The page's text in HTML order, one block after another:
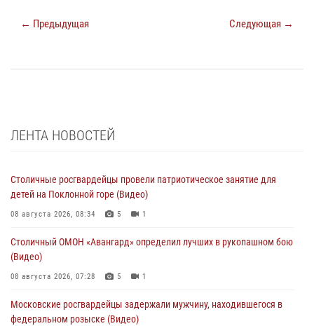
← Предыдущая Следующая →
ЛЕНТА НОВОСТЕЙ
Столичные росгвардейцы провели патриотическое занятие для
детей на Поклонной горе (Видео)
08 августа 2026, 08:34 5 1
Столичный ОМОН «Авангард» определил лучших в рукопашном бою
(Видео)
08 августа 2026, 07:28 5 1
Московские росгвардейцы задержали мужчину, находившегося в
федеральном розыске (Видео)